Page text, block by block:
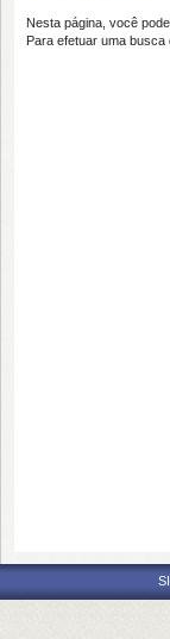
Nesta página, você
Para efetuar uma